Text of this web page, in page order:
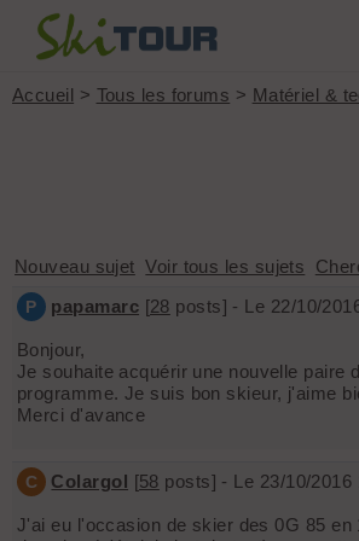
Accueil > Tous les forums > Matériel &
Nouveau sujet Voir tous les sujets
P papamarc [28 posts] - Le 22/10/
Bonjour,
Je souhaite acquérir une nouvelle paire
programme. Je suis bon skieur, j'aime
Merci d'avance
C Colargol [58 posts] - Le 23/10/2016
J'ai eu l'occasion de skier des 0G 85